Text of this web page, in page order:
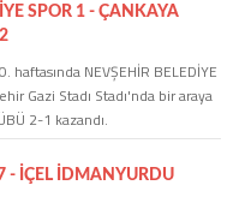
SPOR 1 - ÇANKAYA
NEVŞEHİR BELEDİYE
Gazi Stadı Stadı'nda bir araya
2-1 kazandı.
- İÇEL İDMANYURDU